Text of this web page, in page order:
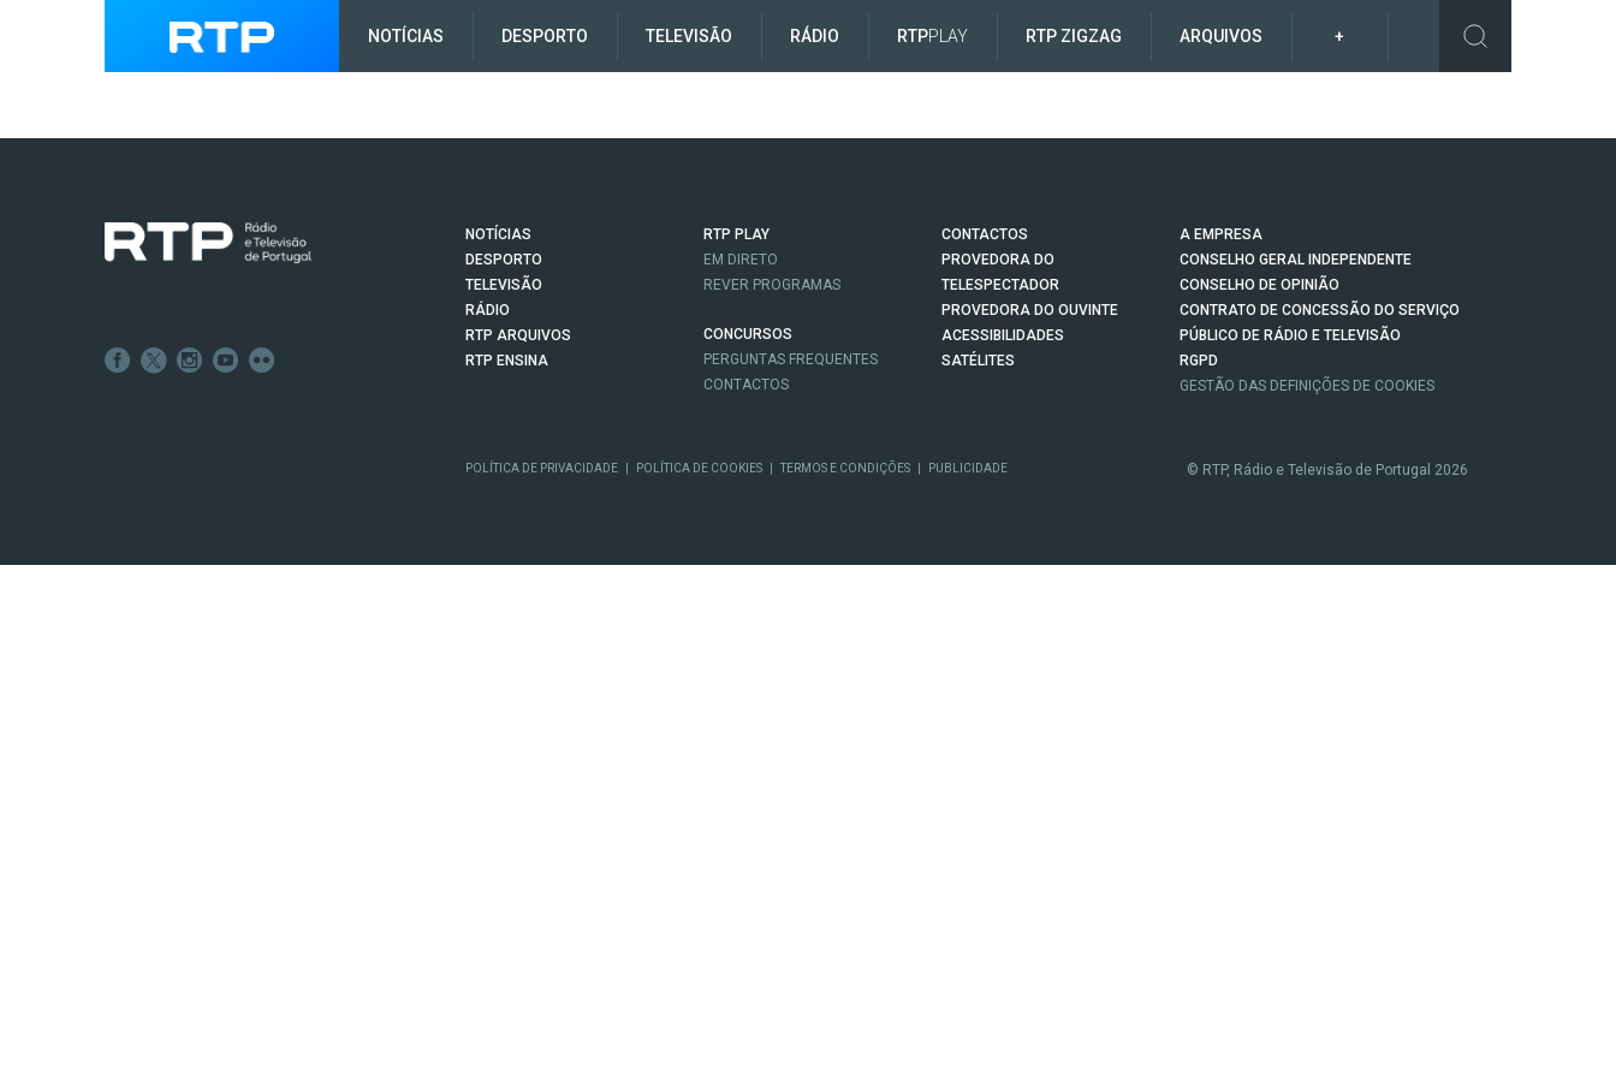
NOTÍCIAS DESPORTO TELEVISÃO RÁDIO RTPPLAY RTP ZIGZAG ARQUIVOS +
NOTÍCIAS
DESPORTO
TELEVISÃO
RÁDIO
RTP ARQUIVOS
RTP ENSINA
RTP PLAY
EM DIRETO
REVER PROGRAMAS
CONCURSOS
PERGUNTAS FREQUENTES
CONTACTOS
CONTACTOS
PROVEDORA DO
TELESPECTADOR
PROVEDORA DO OUVINTE
ACESSIBILIDADES
SATÉLITES
A EMPRESA
CONSELHO GERAL INDEPENDENTE
CONSELHO DE OPINIÃO
CONTRATO DE CONCESSÃO DO SERVIÇO
PÚBLICO DE RÁDIO E TELEVISÃO
RGPD
GESTÃO DAS DEFINIÇÕES DE COOKIES
POLÍTICA DE PRIVACIDADE POLÍTICA DE COOKIES TERMOS E CONDIÇÕES PUBLICIDADE © RTP, Rádio e Televisão de Portugal 2026